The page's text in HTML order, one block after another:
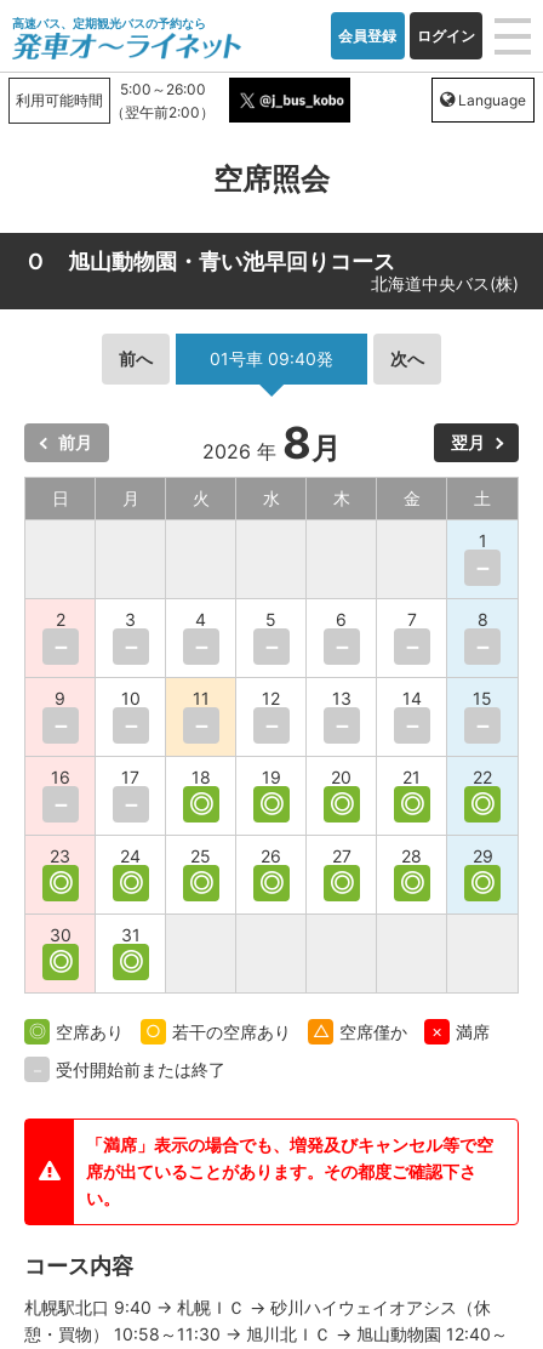
高速バス、定期観光バスの予約なら
会員登録 ログイン
利用可能時間
5:00～26:00
（翌午前2:00）
Language
空席照会
Ｏ 旭山動物園・青い池早回りコース
北海道中央バス(株)
前へ 01号車 09:40発 次へ
前月 2026 年 8月 翌月
日 月 火 水 木 金 土
1
－
2
－
3
－
4
－
5
－
6
－
7
－
8
－
9
－
10
－
11
－
12
－
13
－
14
－
15
－
16
－
17
－
18
◎
19
◎
20
◎
21
◎
22
◎
23
◎
24
◎
25
◎
26
◎
27
◎
28
◎
29
◎
30
◎
31
◎
◎ 空席あり ○ 若干の空席あり △ 空席僅か ×
満席
受付開始前または終了
「満席」表示の場合でも、増発及びキャンセル等で空
席が出ていることがあります。その都度ご確認下さ
い。
コース内容
札幌駅北口 9:40 → 札幌ＩＣ → 砂川ハイウェイオアシス（休
憩・買物） 10:58～11:30 → 旭川北ＩＣ → 旭山動物園 12:40～